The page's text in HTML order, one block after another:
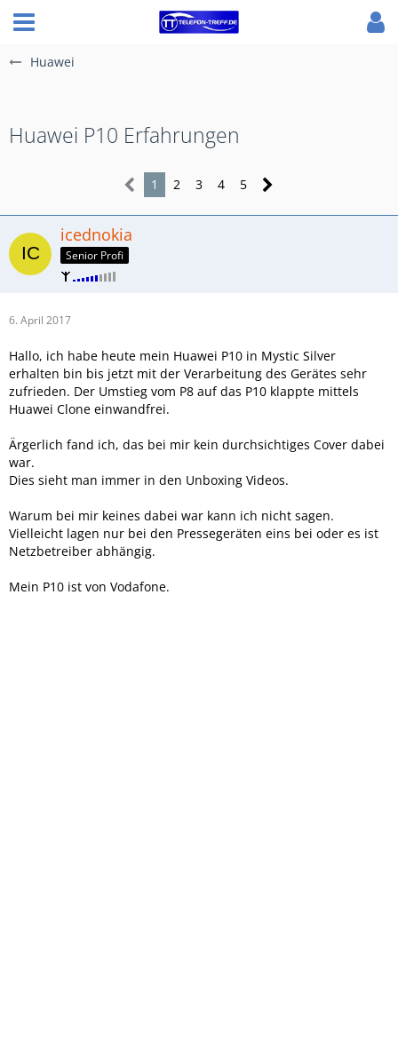
Huawei
Huawei P10 Erfahrungen
1 2 3 4 5
icednokia
Senior Profi
6. April 2017
Hallo, ich habe heute mein Huawei P10 in Mystic Silver
erhalten bin bis jetzt mit der Verarbeitung des Gerätes sehr
zufrieden. Der Umstieg vom P8 auf das P10 klappte mittels
Huawei Clone einwandfrei.
Ärgerlich fand ich, das bei mir kein durchsichtiges Cover dabei
war.
Dies sieht man immer in den Unboxing Videos.
Warum bei mir keines dabei war kann ich nicht sagen.
Vielleicht lagen nur bei den Pressegeräten eins bei oder es ist
Netzbetreiber abhängig.
Mein P10 ist von Vodafone.